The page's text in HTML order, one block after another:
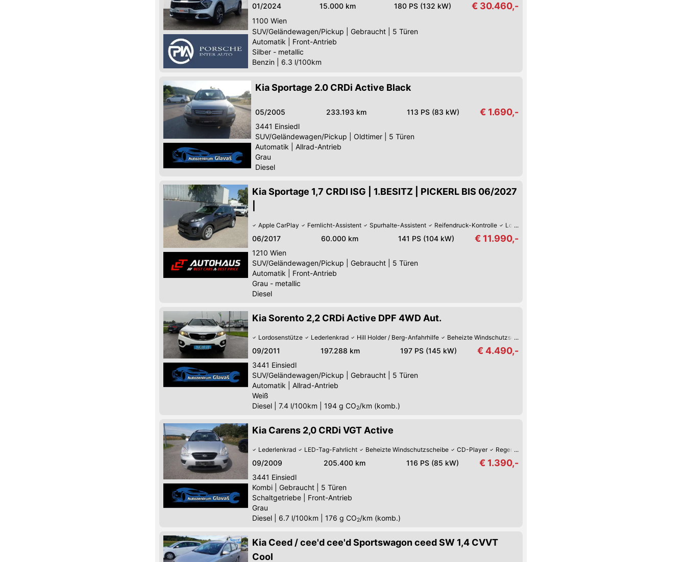
01/2024 15.000 km 180 PS (132 kW) € 30.460,-
1100 Wien
SUV/Geländewagen/Pickup
Gebraucht
5 Türen
Automatik
Front-Antrieb
Silber - metallic
Benzin
6.3 l/100km
Kia Sportage 2.0 CRDi Active Black
05/2005 233.193 km 113 PS (83 kW) € 1.690,-
3441 Einsiedl
SUV/Geländewagen/Pickup
Oldtimer
5 Türen
Automatik
Allrad-Antrieb
Grau
Diesel
Kia Sportage 1,7 CRDI ISG | 1.BESITZ | PICKERL BIS 06/2027
Apple CarPlay Fernlicht-Assistent Spurhalte-Assistent Reifendruck-Kontrolle Lordosenstütze
06/2017 60.000 km 141 PS (104 kW) € 11.990,-
1210 Wien
SUV/Geländewagen/Pickup
Gebraucht
5 Türen
Automatik
Front-Antrieb
Grau - metallic
Diesel
Kia Sorento 2,2 CRDi Active DPF 4WD Aut.
Lordosenstütze Lederlenkrad Hill Holder / Berg-Anfahrhilfe Beheizte Windschutzscheibe
09/2011 197.288 km 197 PS (145 kW) € 4.490,-
3441 Einsiedl
SUV/Geländewagen/Pickup
Gebraucht
5 Türen
Automatik
Allrad-Antrieb
Weiß
Diesel
7.4 l/100km 194 g CO2/km (komb.)
Kia Carens 2,0 CRDi VGT Active
Lederlenkrad LED-Tag-Fahrlicht Beheizte Windschutzscheibe CD-Player Regensensor
09/2009 205.400 km 116 PS (85 kW) € 1.390,-
3441 Einsiedl
Kombi
Gebraucht
5 Türen
Schaltgetriebe
Front-Antrieb
Grau
Diesel
6.7 l/100km 176 g CO2/km (komb.)
Kia Ceed / cee'd cee'd Sportswagon ceed SW 1,4 CVVT
Cool